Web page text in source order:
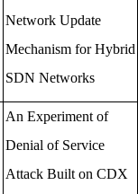
Network Update
Mechanism for Hybrid
SDN Networks
An Experiment of
Denial of Service
Attack Built on CDX